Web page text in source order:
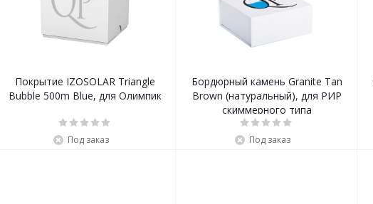
Покрытие IZOSOLAR Triangle
Bubble 500m Blue, для Олимпик
Под заказ
Бордюрный камень Granite Tan
Brown (натуральный), для РИР
скиммерного типа
Под заказ